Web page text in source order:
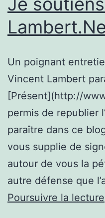
Un poignant
Vincent Lambert
[Présent](http://
permis de republier
paraître dans ce
vous supplie de
autour de vous la
autre défense que
Poursuivre la lecture